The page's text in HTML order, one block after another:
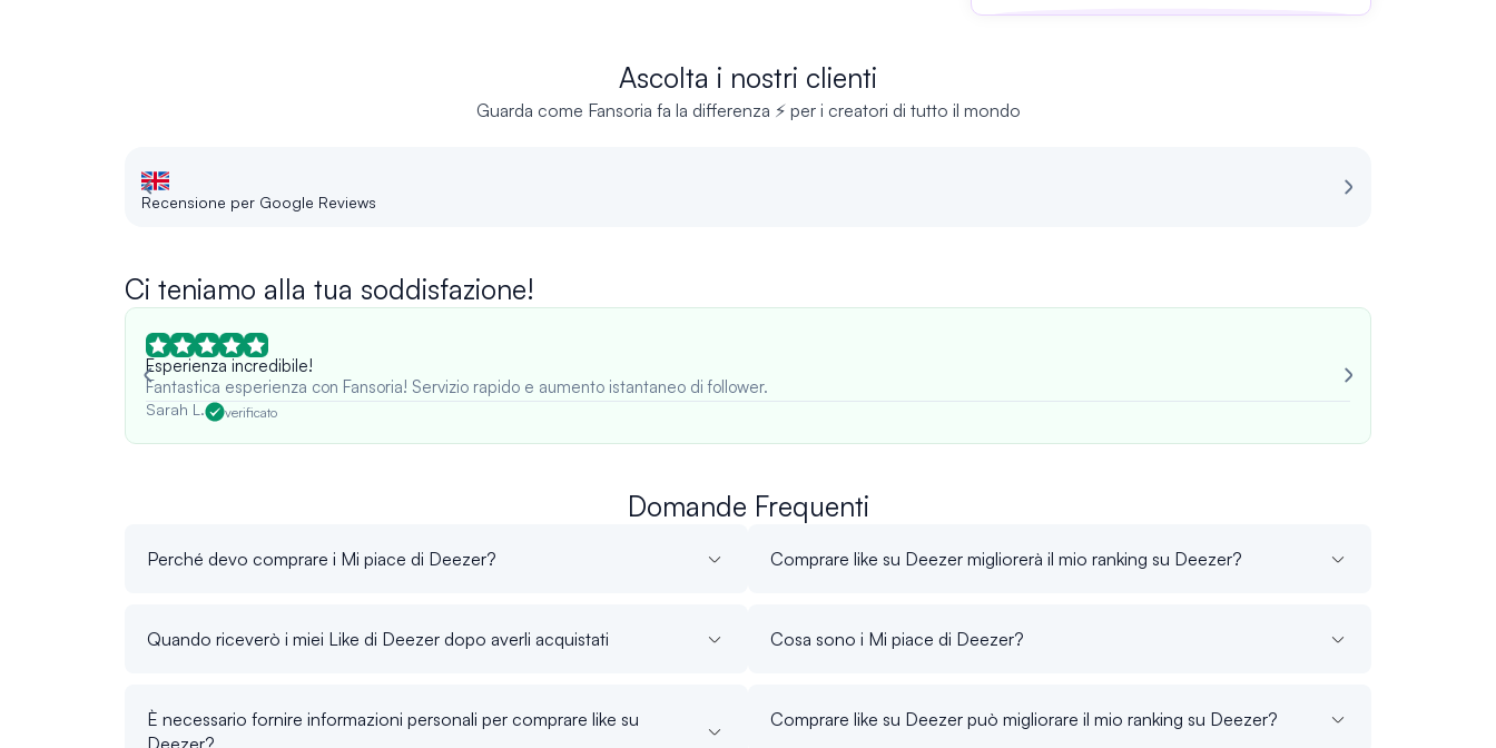
Ascolta i nostri clienti
Guarda come Fansoria fa la differenza ⚡ per i creatori di tutto il mondo
Recensione per Google Reviews
Ci teniamo alla tua soddisfazione!
Esperienza incredibile!
Fantastica esperienza con Fansoria! Servizio rapido e aumento istantaneo di follower.
Sarah L. verificato
Domande Frequenti
Perché devo comprare i Mi piace di Deezer?
Quando riceverò i miei Like di Deezer dopo averli acquistati
È necessario fornire informazioni personali per comprare like su
Deezer?
Comprare like su Deezer migliorerà il mio ranking su Deezer?
Cosa sono i Mi piace di Deezer?
Comprare like su Deezer può migliorare il mio ranking su Deezer?